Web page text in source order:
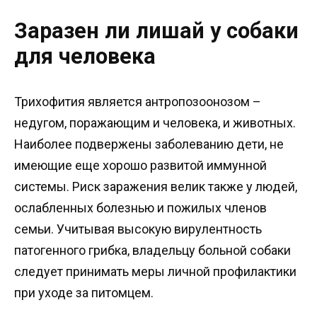
Заразен ли лишай у собаки
для человека
Трихофития является антропозоонозом –
недугом, поражающим и человека, и животных.
Наиболее подвержены заболеванию дети, не
имеющие еще хорошо развитой иммунной
системы. Риск заражения велик также у людей,
ослабленных болезнью и пожилых членов
семьи. Учитывая высокую вирулентность
патогенного грибка, владельцу больной собаки
следует принимать меры личной профилактики
при уходе за питомцем.